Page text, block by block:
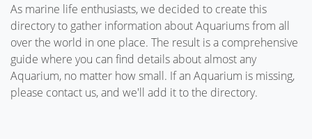
As marine life enthusiasts, we decided to create this
directory to gather information about Aquariums from all
over the world in one place. The result is a comprehensive
guide where you can find details about almost any
Aquarium, no matter how small. If an Aquarium is missing,
please contact us, and we'll add it to the directory.